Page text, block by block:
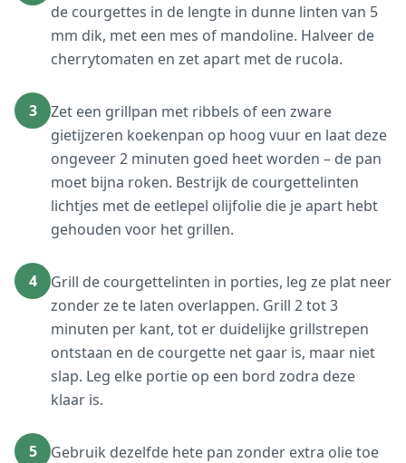
de courgettes in de lengte in dunne linten van 5
mm dik, met een mes of mandoline. Halveer de
cherrytomaten en zet apart met de rucola.
3
Zet een grillpan met ribbels of een zware
gietijzeren koekenpan op hoog vuur en laat deze
ongeveer 2 minuten goed heet worden – de pan
moet bijna roken. Bestrijk de courgettelinten
lichtjes met de eetlepel olijfolie die je apart hebt
gehouden voor het grillen.
4
Grill de courgettelinten in porties, leg ze plat neer
zonder ze te laten overlappen. Grill 2 tot 3
minuten per kant, tot er duidelijke grillstrepen
ontstaan en de courgette net gaar is, maar niet
slap. Leg elke portie op een bord zodra deze
klaar is.
5
Gebruik dezelfde hete pan zonder extra olie toe